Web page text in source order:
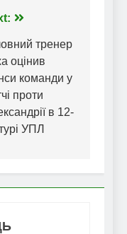
тренер
оцінив
команди у
проти
в 12-
УПЛ